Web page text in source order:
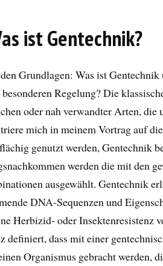
ist Gentechnik?
Grundlagen: Was ist Gentechnik
Regelung? Die
oder nah verwandter Arten, die
mich in meinem Vortrag auf
genutzt werden, Gentechnik
werden die mit den
ausgewählt. Gentechnik
DNA-Sequenzen und
Herbizid- oder Insektenresistenz
definiert, dass mit einer
Organismus gebracht werden,